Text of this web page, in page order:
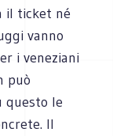
il ticket né
vanno
i veneziani
può
questo le
Il